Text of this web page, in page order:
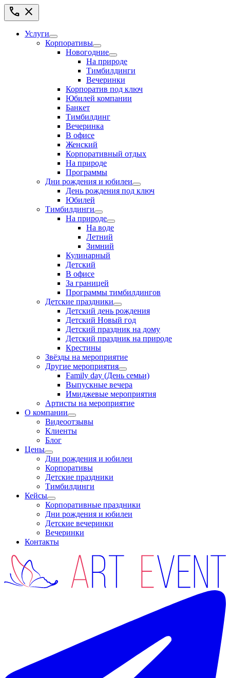
call close
Услуги
Корпоративы
Новогодние
На природе
Тимбилдинги
Вечеринки
Корпоратив под ключ
Юбилей компании
Банкет
Тимбилдинг
Вечеринка
В офисе
Женский
Корпоративный отдых
На природе
Программы
Дни рождения и юбилеи
День рождения под ключ
Юбилей
Тимбилдинги
На природе
На воде
Летний
Зимний
Кулинарный
Детский
В офисе
За границей
Программы тимбилдингов
Детские праздники
Детский день рождения
Детский Новый год
Детский праздник на дому
Детский праздник на природе
Крестины
Звёзды на мероприятие
Другие мероприятия
Family day (День семьи)
Выпускные вечера
Имиджевые мероприятия
Артисты на мероприятие
О компании
Видеоотзывы
Клиенты
Блог
Цены
Дни рождения и юбилеи
Корпоративы
Детские праздники
Тимбилдинги
Кейсы
Корпоративные праздники
Дни рождения и юбилеи
Детские вечеринки
Вечеринки
Контакты